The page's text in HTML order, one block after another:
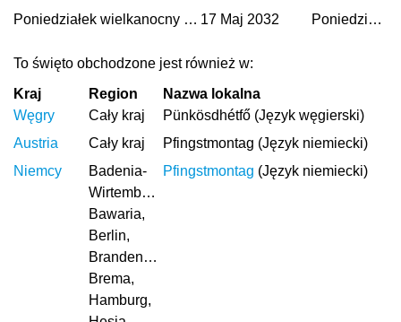
Poniedziałek wielkanocny 2032 17 Maj 2032 Poniedziałek
To święto obchodzone jest również w:
Kraj
Region
Nazwa lokalna
Węgry
Cały kraj
Pünkösdhétfő (Język węgierski)
Austria
Cały kraj
Pfingstmontag (Język niemiecki)
Niemcy
Badenia-
Wirtembergia,
Bawaria,
Berlin,
Brandenburgia,
Brema,
Hamburg,
Pfingstmontag (Język niemiecki)